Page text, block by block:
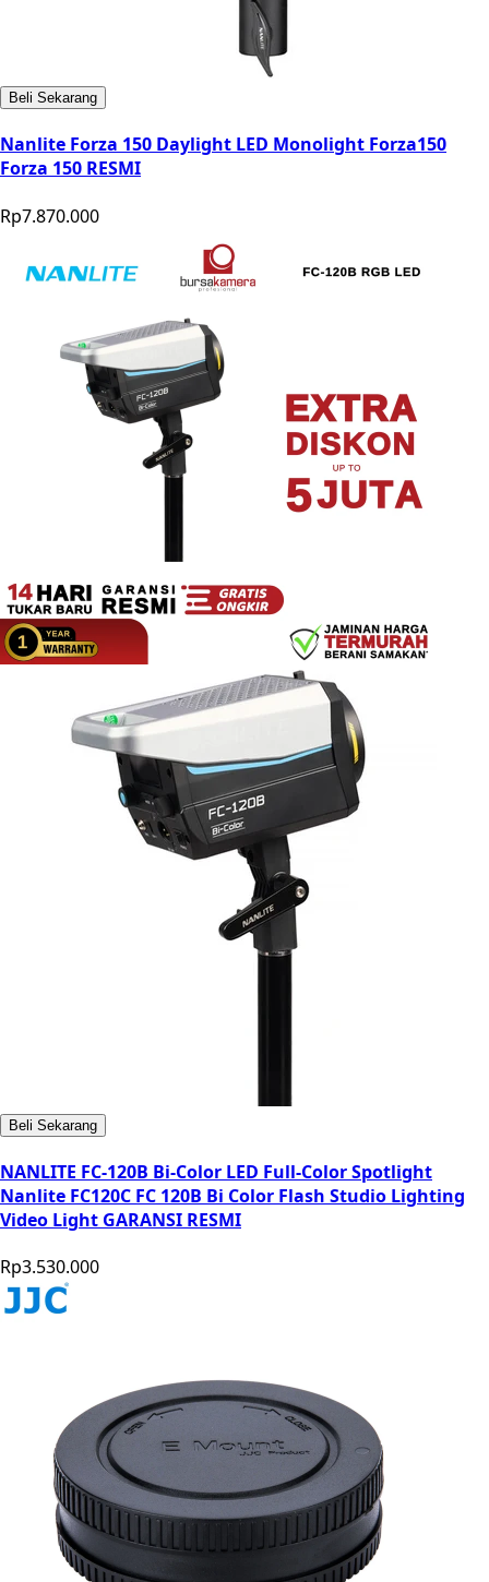
Beli Sekarang
Nanlite Forza 150 Daylight LED Monolight Forza150
Forza 150 RESMI
Rp7.870.000
Beli Sekarang
NANLITE FC-120B Bi-Color LED Full-Color Spotlight
Nanlite FC120C FC 120B Bi Color Flash Studio Lighting
Video Light GARANSI RESMI
Rp3.530.000